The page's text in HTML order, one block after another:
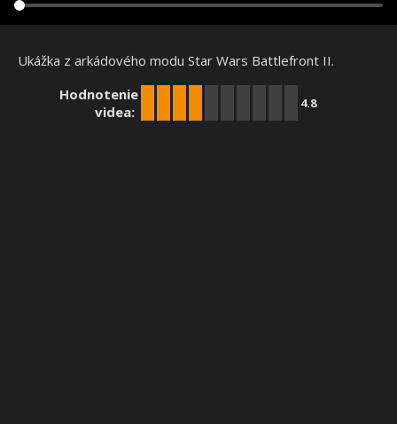
Ukážka z arkádového modu Star Wars Battlefront II.
Hodnotenie
videa:
4.8